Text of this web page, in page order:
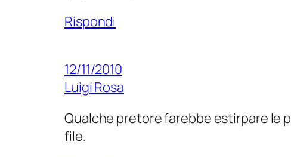
Rispondi
12/11/2010
Luigi Rosa
Qualche pretore farebbe estirpare le
file.